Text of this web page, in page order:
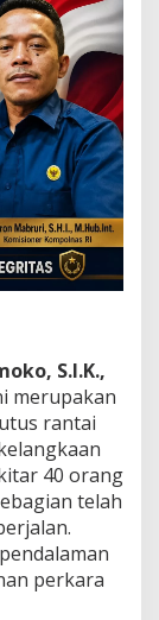
S.I.K.,
merupakan
rantai
40 orang
telah
perkara